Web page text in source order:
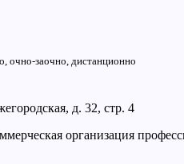
очно-заочно, дистанционно
д. 32, стр. 4
организация